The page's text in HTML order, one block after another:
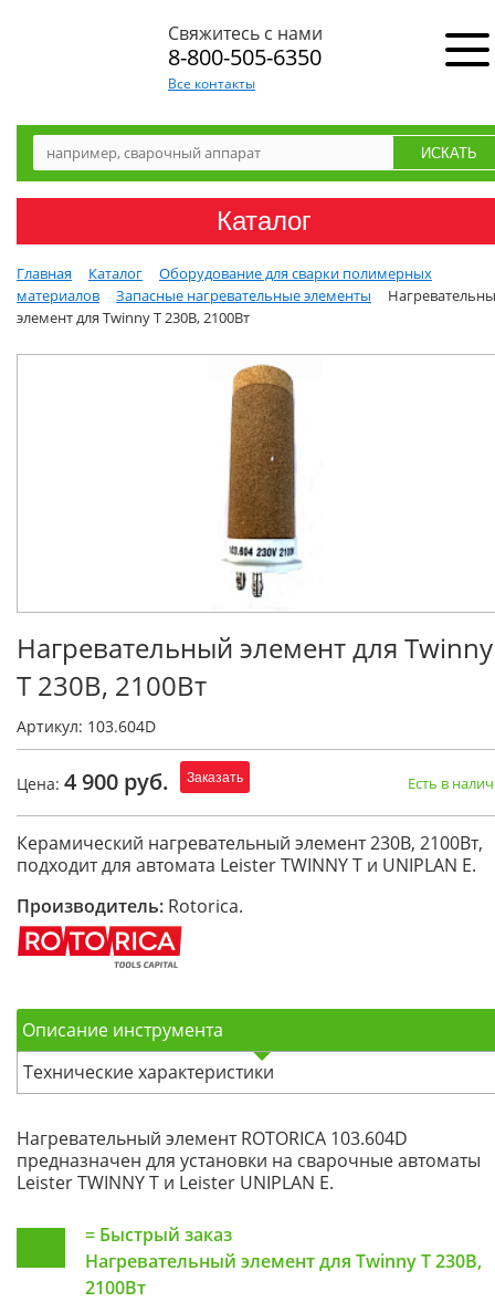
Свяжитесь с нами
8-800-505-6350
Все контакты
Каталог
Главная Каталог
Оборудование для сварки полимерных
материалов
Запасные нагревательные элементы
элемент для Twinny Т 230В, 2100Вт
Нагревательный элемент для Twinny
Т 230В, 2100Вт
Артикул: 103.604D
Цена: 4 900 руб. Заказать Есть в
Керамический нагревательный элемент 230В, 2100Вт,
подходит для автомата Leister TWINNY Т и UNIPLAN Е.
Производитель: Rotorica.
Описание инструмента
Технические характеристики
Нагревательный элемент ROTORICA 103.604D
предназначен для установки на сварочные автоматы
Leister TWINNY Т и Leister UNIPLAN Е.
= Быстрый заказ
Нагревательный элемент для Twinny Т 230В,
2100Вт